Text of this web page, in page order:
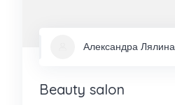
Александра Лялина
Beauty salon